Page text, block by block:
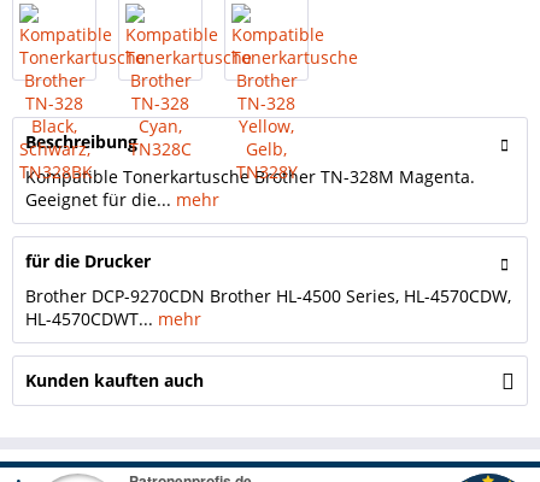
Beschreibung
Kompatible Tonerkartusche Brother TN-328M Magenta.
Geeignet für die... mehr
für die Drucker
Brother DCP-9270CDN Brother HL-4500 Series, HL-4570CDW,
HL-4570CDWT... mehr
Kunden kauften auch